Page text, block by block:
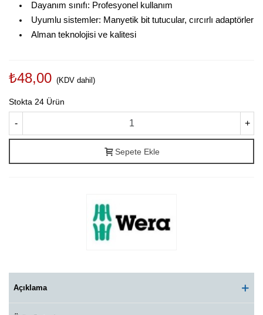
Dayanım sınıfı: Profesyonel kullanım
Uyumlu sistemler: Manyetik bit tutucular, cırcırlı adaptörler
Alman teknolojisi ve kalitesi
₺48,00 (KDV dahil)
Stokta 24 Ürün
- +
Sepete Ekle
Açıklama